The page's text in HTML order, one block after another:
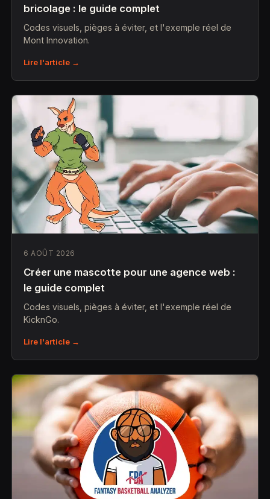
bricolage : le guide complet
Codes visuels, pièges à éviter, et l'exemple réel de
Mont Innovation.
Lire l'article →
6 AOÛT 2026
Créer une mascotte pour une agence web :
le guide complet
Codes visuels, pièges à éviter, et l'exemple réel de
KicknGo.
Lire l'article →